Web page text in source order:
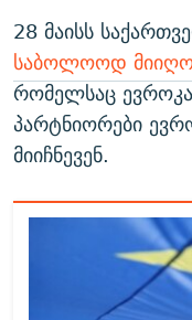
28 მაისს
საბოლოოდ
რომელსაც
პარტნიორები
მიიჩნევენ.